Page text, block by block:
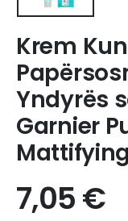
Krem
Yndyrës
Garnier
7,05€